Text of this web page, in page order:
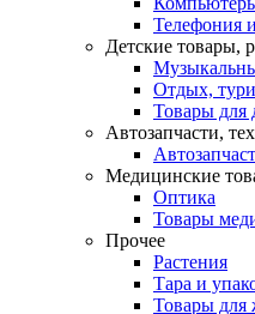
Телефония
Детские товары,
Отдых,
Товары для
Автозапчасти,
Медицинские
Оптика
Товары
Прочее
Растения
Тара и
Товары для